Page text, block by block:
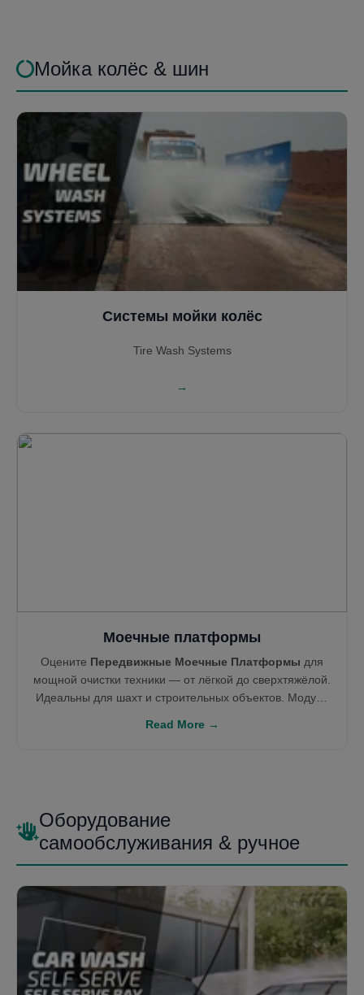
Мойка колёс & шин
Системы мойки колёс
Tire Wash Systems
→
Моечные платформы
Оцените Передвижные Моечные Платформы для
мощной очистки техники — от лёгкой до сверхтяжёлой.
Идеальны для шахт и строительных объектов. Модули
Read More →
Оборудование
самообслуживания & ручное